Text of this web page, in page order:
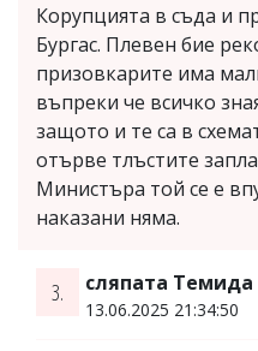
Корупцията в съда и
Бургас. Плевен бие
призовкарите има
въпреки че всичко
защото и те са в
отърве тлъстите
Министъра той се е
наказани няма.
3. сляпата Темида
13.06.2025 21:34:50